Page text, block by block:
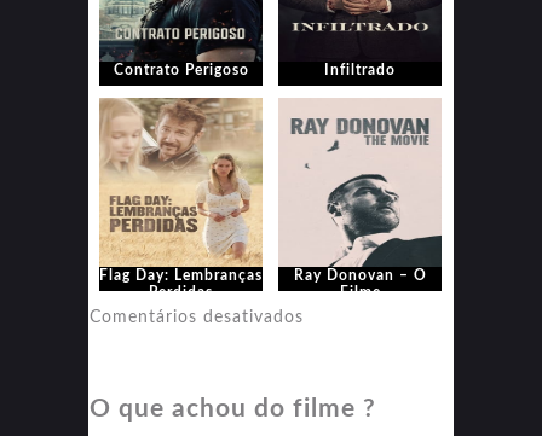
Contrato Perigoso Infiltrado
Flag Day: Lembranças
Perdidas
Ray Donovan – O
Filme
Comentários desativados
–
O que achou do filme ?